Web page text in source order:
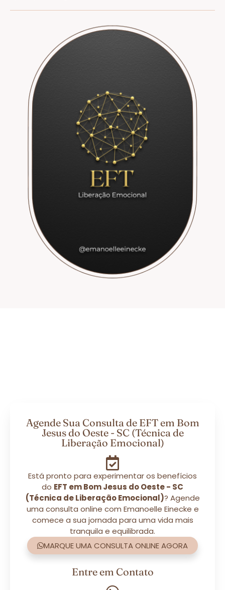
Agende Sua Consulta de EFT em Bom
Jesus do Oeste - SC (Técnica de
Liberação Emocional)
Está pronto para experimentar os benefícios
do EFT em Bom Jesus do Oeste - SC
(Técnica de Liberação Emocional)? Agende
uma consulta online com Emanoelle Einecke e
comece a sua jornada para uma vida mais
tranquila e equilibrada.
MARQUE UMA CONSULTA ONLINE AGORA
Entre em Contato